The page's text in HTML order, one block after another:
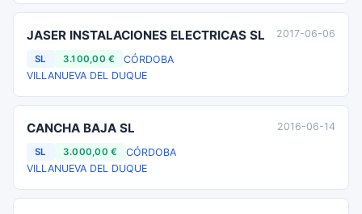
JASER INSTALACIONES ELECTRICAS SL
SL 3.100,00 €
CÓRDOBA
VILLANUEVA DEL DUQUE
2017-06-06
CANCHA BAJA SL
SL 3.000,00 €
CÓRDOBA
VILLANUEVA DEL DUQUE
2016-06-14